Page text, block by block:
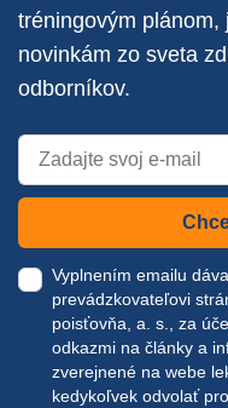
tréningovým
novinkám zo sveta
odborníkov.
Vyplnením emailu
prevádzkovateľovi
poisťovňa, a. s., za
odkazmi na články a
zverejnené na webe
kedykoľvek odvolať